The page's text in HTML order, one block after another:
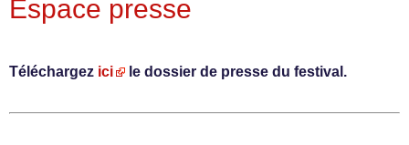
Espace presse
Téléchargez ici le dossier de presse du festival.